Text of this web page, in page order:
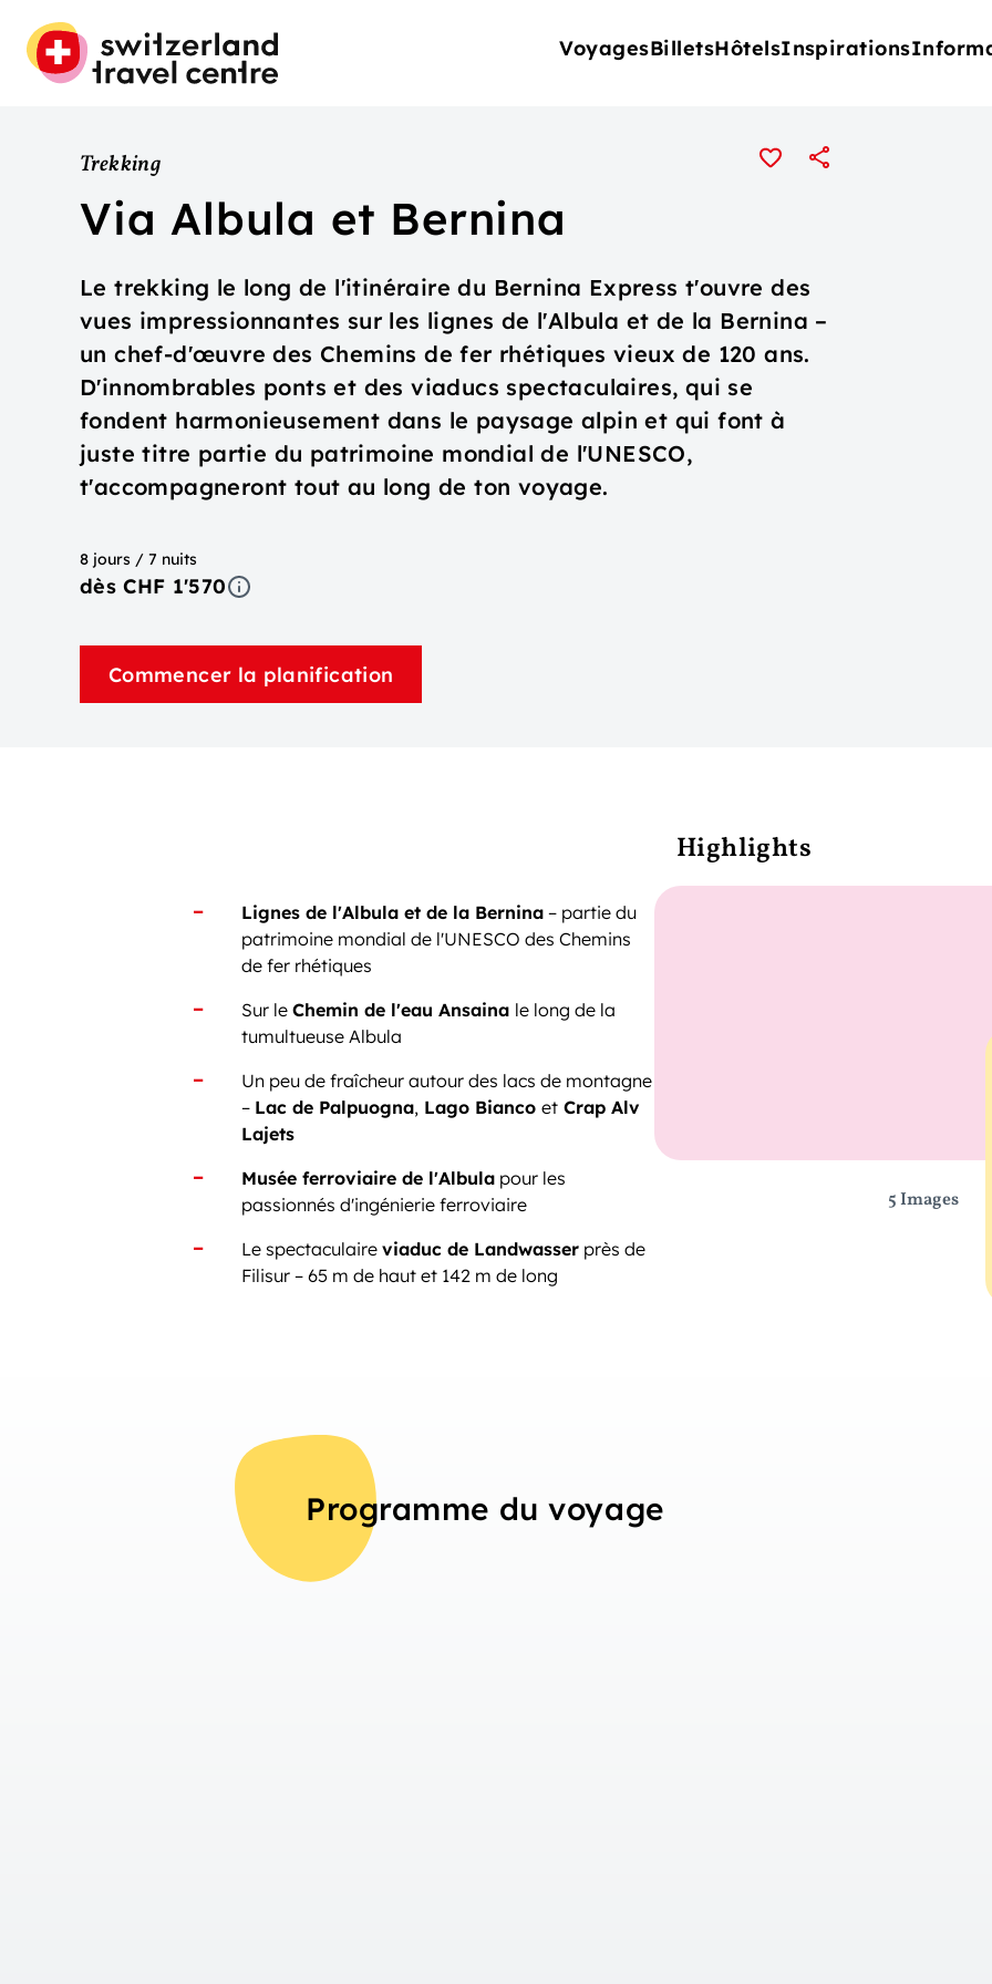
VoyagesBilletsHôtelsInspirations
Trekking
Via Albula et Bernina
Le trekking le long de l'itinéraire du Bernina Express t'ouvre des
vues impressionnantes sur les lignes de l'Albula et de la Bernina –
un chef-d'œuvre des Chemins de fer rhétiques vieux de 120 ans.
D'innombrables ponts et des viaducs spectaculaires, qui se
fondent harmonieusement dans le paysage alpin et qui font à
juste titre partie du patrimoine mondial de l'UNESCO,
t'accompagneront tout au long de ton voyage.
8 jours / 7 nuits
dès CHF 1'570
Commencer la planification
Highlights
Lignes de l'Albula et de la Bernina – partie du
patrimoine mondial de l'UNESCO des Chemins
de fer rhétiques
Sur le Chemin de l'eau Ansaina le long de la
tumultueuse Albula
Un peu de fraîcheur autour des lacs de montagne
– Lac de Palpuogna, Lago Bianco et Crap Alv
Lajets
Musée ferroviaire de l'Albula pour les
passionnés d'ingénierie ferroviaire
Le spectaculaire viaduc de Landwasser près de
Filisur – 65 m de haut et 142 m de long
5 Images
Programme du voyage